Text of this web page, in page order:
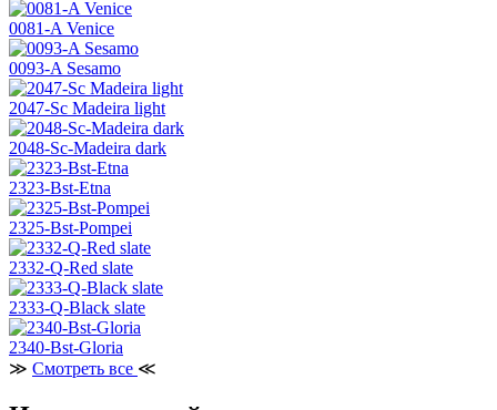
0081-A Venice
0093-A Sesamo
2047-Sc Madeira light
2048-Sc-Madeira dark
2323-Bst-Etna
2325-Bst-Pompei
2332-Q-Red slate
2333-Q-Black slate
2340-Bst-Gloria
≫ Смотреть все ≪